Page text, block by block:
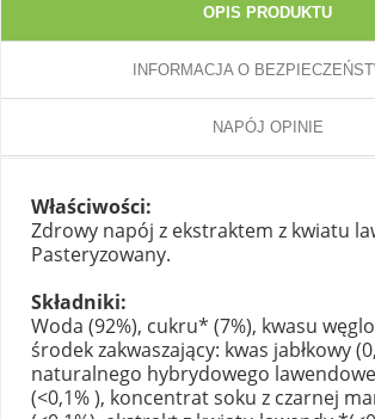
OPIS PRODUKTU
INFORMACJA O
NAPÓJ OPINIE
Właściwości:
Zdrowy napój z ekstraktem z kwiatu
Pasteryzowany.
Składniki:
Woda (92%), cukru* (7%), kwasu
środek zakwaszający: kwas jabłkowy
naturalnego hybrydowego
(<0,1% ), koncentrat soku z czarnej